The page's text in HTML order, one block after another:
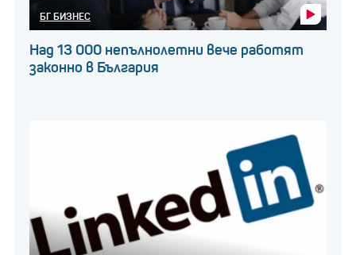
БГ БИЗНЕС
Над 13 000 непълнолетни вече работят
законно в България